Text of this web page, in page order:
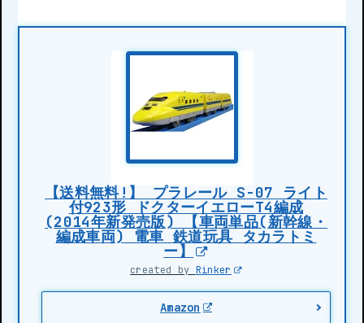
【送料無料!】 プラレール S-07 ライト
付923形 ドクターイエローT4編成
(2014年新発売版) 【車両単品(新幹線・
編成車両) 電車 鉄道玩具 タカラトミ
ー】
created by Rinker
Amazon